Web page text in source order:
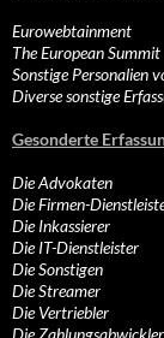
Eurowebtainment
The European Summit
Sonstige Personalien
Diverse sonstige
Gesonderte
Die Advokaten
Die Firmen-
Die Inkassierer
Die IT-Dienstleister
Die Sonstigen
Die Streamer
Die Vertriebler